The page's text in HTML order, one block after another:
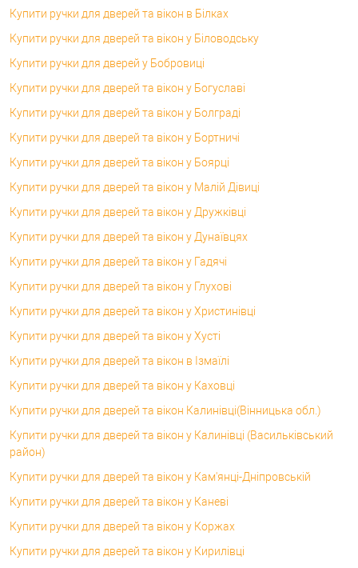
Купити ручки для дверей та вікон в Білках
Купити ручки для дверей та вікон у Біловодську
Купити ручки для дверей у Бобровиці
Купити ручки для дверей та вікон у Богуславі
Купити ручки для дверей та вікон у Болграді
Купити ручки для дверей та вікон у Бортничі
Купити ручки для дверей та вікон у Боярці
Купити ручки для дверей та вікон у Малій Дівиці
Купити ручки для дверей та вікон у Дружківці
Купити ручки для дверей та вікон у Дунаївцях
Купити ручки для дверей та вікон у Гадячі
Купити ручки для дверей та вікон у Глухові
Купити ручки для дверей та вікон у Христинівці
Купити ручки для дверей та вікон у Хусті
Купити ручки для дверей та вікон в Ізмаїлі
Купити ручки для дверей та вікон у Каховці
Купити ручки для дверей та вікон Калинівці(Вінницька обл.)
Купити ручки для дверей та вікон у Калинівці (Васильківський
район)
Купити ручки для дверей та вікон у Кам'янці-Дніпровській
Купити ручки для дверей та вікон у Каневі
Купити ручки для дверей та вікон у Коржах
Купити ручки для дверей та вікон у Кирилівці